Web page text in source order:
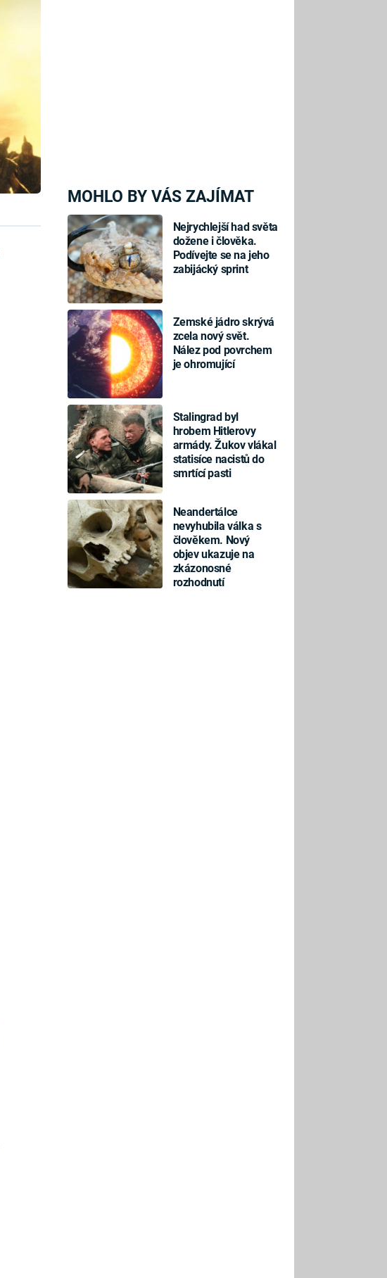
MOHLO BY VÁS ZAJÍMAT
Nejrychlejší had světa
dožene i člověka.
Podívejte se na jeho
zabijácký sprint
Zemské jádro skrývá
zcela nový svět.
Nález pod povrchem
je ohromující
Stalingrad byl
hrobem Hitlerovy
armády. Žukov vlákal
statisíce nacistů do
smrtící pasti
Neandertálce
nevyhubila válka s
člověkem. Nový
objev ukazuje na
zkázonosné
rozhodnutí